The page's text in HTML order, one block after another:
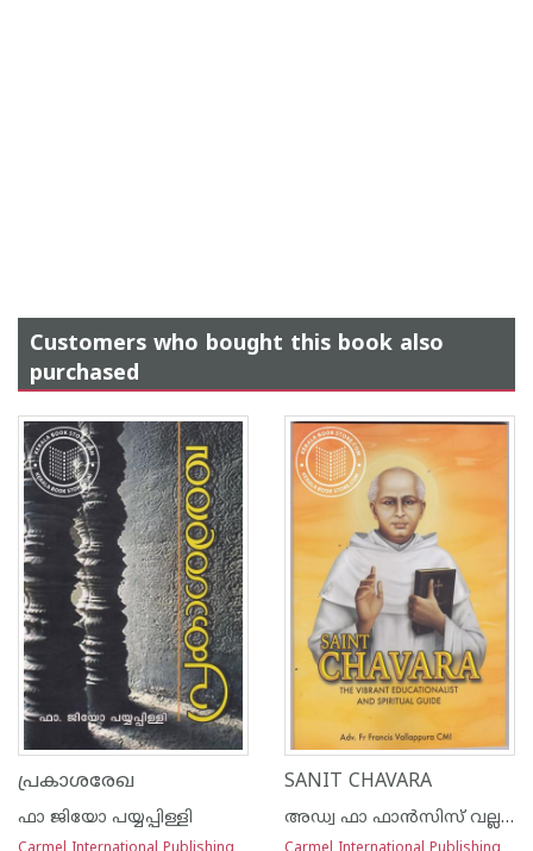
Customers who bought this book also
purchased
പ്രകാശരേഖ
ഫാ ജിയോ പയ്യപ്പിള്ളി
SANIT CHAVARA
അഡ്വ ഫാ ഫാന്‍സിസ് വല്ലപ്പുറ സി എം ഐ